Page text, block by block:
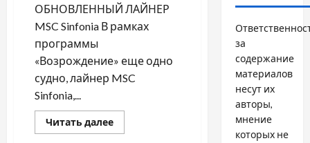
ОБНОВЛЕННЫЙ ЛАЙНЕР
MSC Sinfonia В рамках
программы
«Возрождение» еще одно
судно, лайнер MSC
Sinfonia,...
Читать далееПрочитать
больше
Круизы
за
содержание
материалов
несут их
авторы,
мнение
которых не